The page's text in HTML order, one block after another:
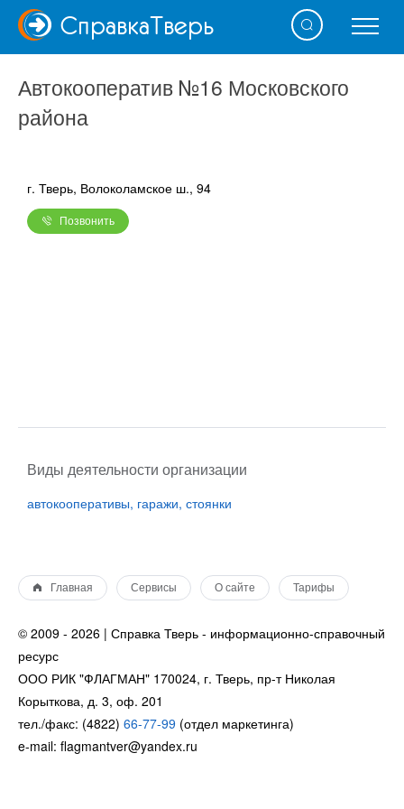
СправкаТверь
Автокооператив №16 Московского
района
г. Тверь, Волоколамское ш., 94
Позвонить
Виды деятельности организации
автокооперативы, гаражи, стоянки
Главная Сервисы О сайте Тарифы
© 2009 - 2026 | Справка Тверь - информационно-справочный
ресурс
ООО РИК "ФЛАГМАН" 170024, г. Тверь, пр-т Николая
Корыткова, д. 3, оф. 201
тел./факс: (4822) 66-77-99 (отдел маркетинга)
e-mail: flagmantver@yandex.ru